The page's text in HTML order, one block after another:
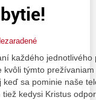
každého
týmto
sa pominie naše
kedysi Kristus